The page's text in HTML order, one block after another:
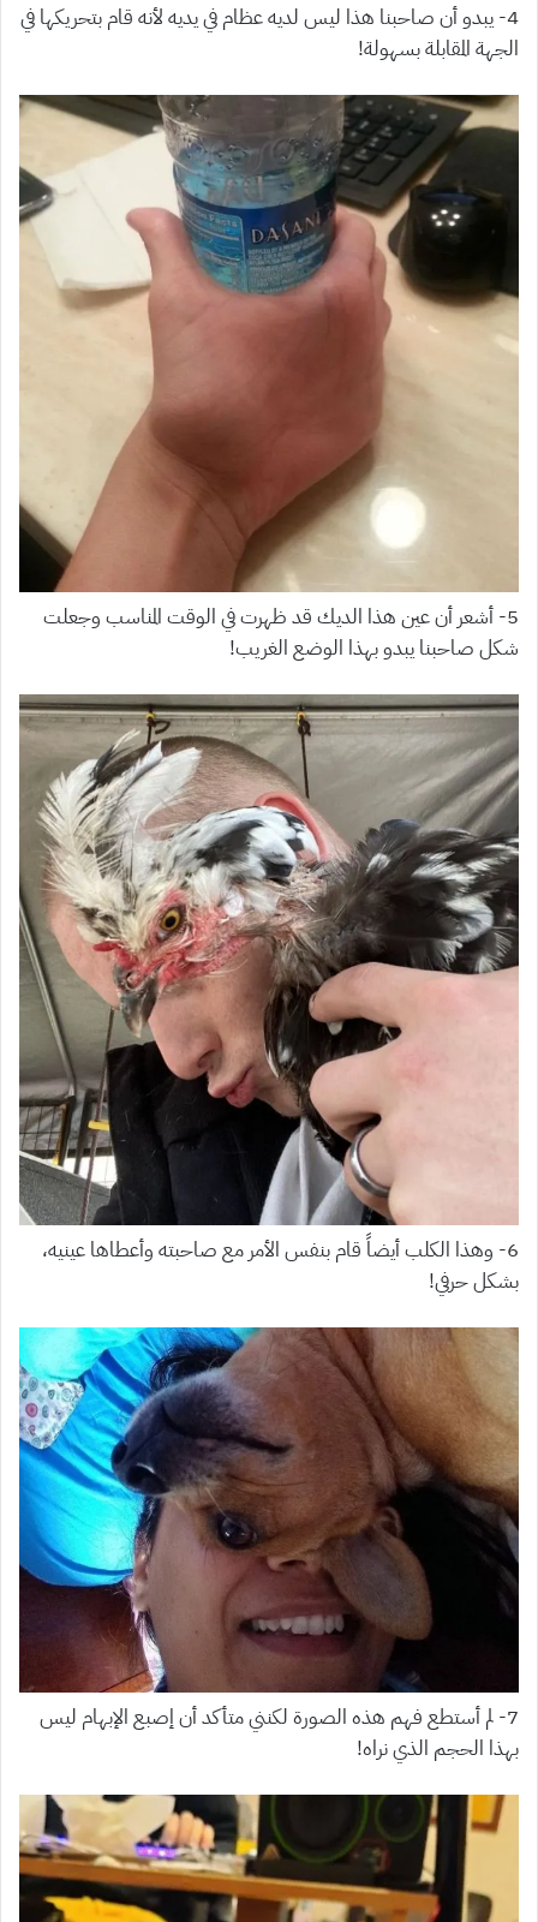
4- يبدو أن صاحبنا هذا ليس لديه عظام في يديه لأنه قام بتحريكها في
الجهة المقابلة بسهولة!
5- أشعر أن عين هذا الديك قد ظهرت في الوقت المناسب وجعلت
شكل صاحبنا يبدو بهذا الوضع الغريب!
6- وهذا الكلب أيضاً قام بنفس الأمر مع صاحبته وأعطاها عينيه،
بشكل حرفي!
7- لم أستطع فهم هذه الصورة لكنني متأكد أن إصبع الإبهام ليس
بهذا الحجم الذي نراه!